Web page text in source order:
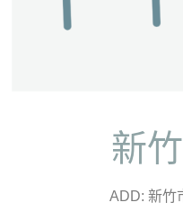
新
ADD: 新竹